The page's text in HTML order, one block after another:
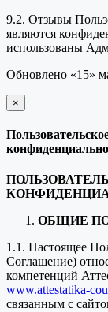
9.2. Отзывы
являются
использованы
Обновлено «15»
×
закрыть
ОБЩИЕ
1.1. Настоящее
Соглашение)
компетенций
www.attestatika-
связанным с